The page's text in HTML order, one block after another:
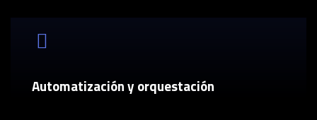
Automatización y orquestación